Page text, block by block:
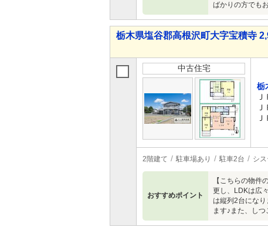
ばかりの方でも
栃木県塩谷郡高根沢町大字宝積寺
中古住宅
栃
2階建て 駐車場あり 駐車2台 シ
おすすめポイント
【こちらの物
更し、LDKは広
は縦列2台にな
ます♪また、し